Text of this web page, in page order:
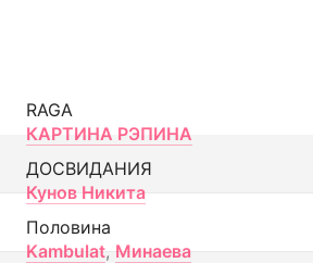
RAGA
КАРТИНА РЭПИНА
ДОСВИДАНИЯ
Кунов Никита
Половина
Kambulat, Минаева